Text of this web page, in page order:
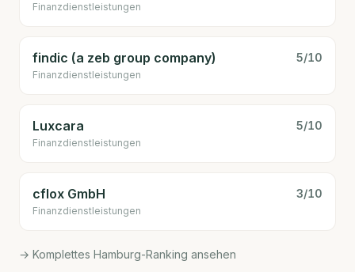
Finanzdienstleistungen
findic (a zeb group company) 5/10
Finanzdienstleistungen
Luxcara 5/10
Finanzdienstleistungen
cflox GmbH 3/10
Finanzdienstleistungen
→ Komplettes Hamburg-Ranking ansehen